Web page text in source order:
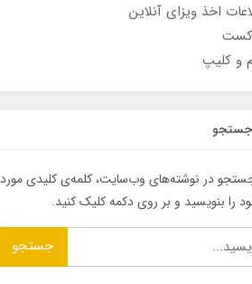
اخذ ویزای آنلاین
و کلیپ
جستجو
در نوشته‌های وب‌سایت، کلمه‌ی کلیدی مورد
را بنویسید و بر روی دکمه کلیک کنید.
جستجو